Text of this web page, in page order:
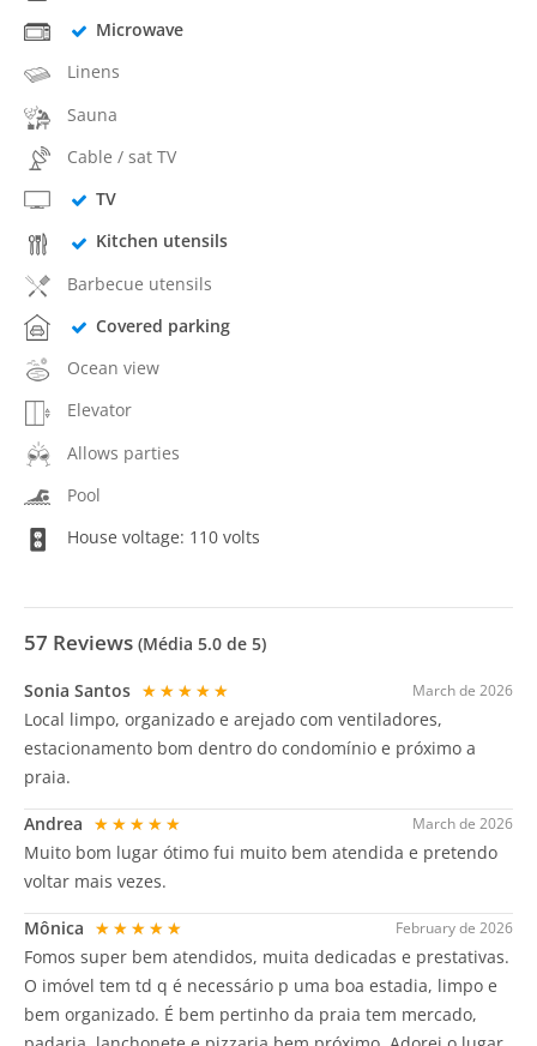
Microwave
Linens
Sauna
Cable / sat TV
TV
Kitchen utensils
Barbecue utensils
Covered parking
Ocean view
Elevator
Allows parties
Pool
House voltage: 110 volts
57 Reviews (Média 5.0 de 5)
March de 2026
Sonia Santos ★★★★★
Local limpo, organizado e arejado com ventiladores,
estacionamento bom dentro do condomínio e próximo a
praia.
March de 2026
Andrea ★★★★★
Muito bom lugar ótimo fui muito bem atendida e pretendo
voltar mais vezes.
February de 2026
Mônica ★★★★★
Fomos super bem atendidos, muita dedicadas e prestativas.
O imóvel tem td q é necessário p uma boa estadia, limpo e
bem organizado. É bem pertinho da praia tem mercado,